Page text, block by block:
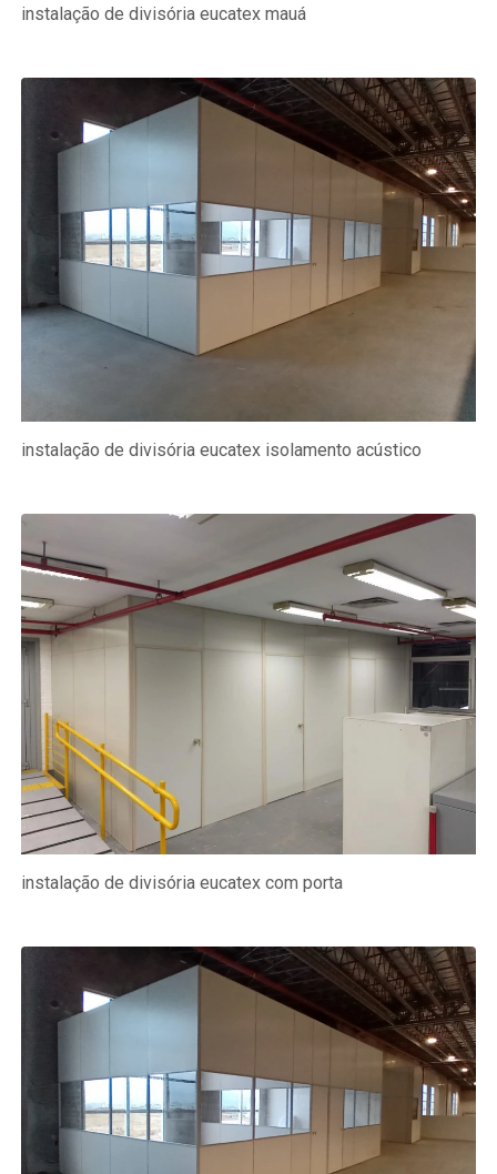
instalação de divisória eucatex mauá
instalação de divisória eucatex isolamento acústico
instalação de divisória eucatex com porta